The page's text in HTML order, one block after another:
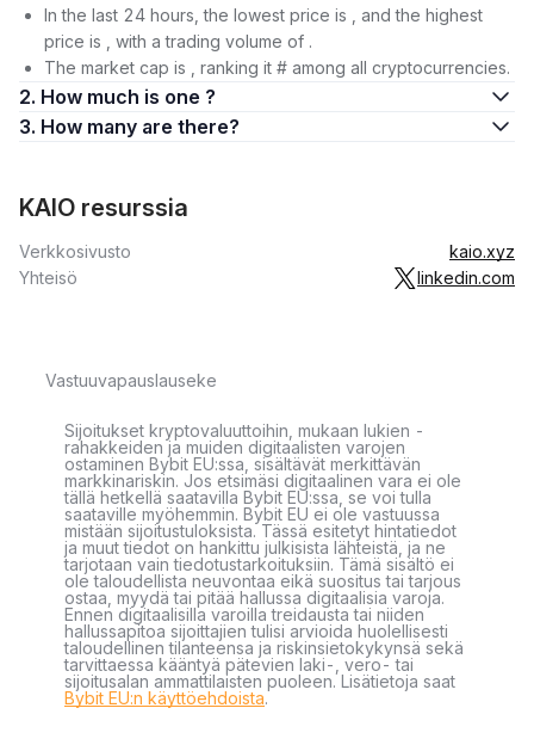
In the last 24 hours, the lowest price is , and the highest
price is , with a trading volume of .
The market cap is , ranking it # among all cryptocurrencies.
2. How much is one ?
3. How many are there?
KAIO resurssia
Verkkosivusto
kaio.xyz
Yhteisö
linkedin.com
Vastuuvapauslauseke
Sijoitukset kryptovaluuttoihin, mukaan lukien -
rahakkeiden ja muiden digitaalisten varojen
ostaminen Bybit EU:ssa, sisältävät merkittävän
markkinariskin. Jos etsimäsi digitaalinen vara ei ole
tällä hetkellä saatavilla Bybit EU:ssa, se voi tulla
saataville myöhemmin. Bybit EU ei ole vastuussa
mistään sijoitustuloksista. Tässä esitetyt hintatiedot
ja muut tiedot on hankittu julkisista lähteistä, ja ne
tarjotaan vain tiedotustarkoituksiin. Tämä sisältö ei
ole taloudellista neuvontaa eikä suositus tai tarjous
ostaa, myydä tai pitää hallussa digitaalisia varoja.
Ennen digitaalisilla varoilla treidausta tai niiden
hallussapitoa sijoittajien tulisi arvioida huolellisesti
taloudellinen tilanteensa ja riskinsietokykynsä sekä
tarvittaessa kääntyä pätevien laki-, vero- tai
sijoitusalan ammattilaisten puoleen. Lisätietoja saat
Bybit EU:n käyttöehdoista.